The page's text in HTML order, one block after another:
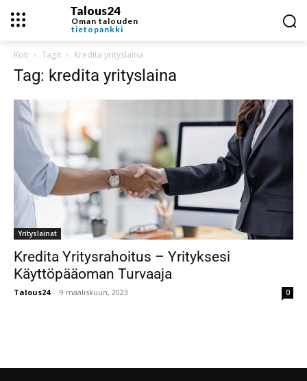
Talous24
Oman talouden
tietopankki
Koti Tagit Kredita yrityslaina
Tag: kredita yrityslaina
Yrityslainat
Kredita Yritysrahoitus – Yrityksesi
Käyttöpääoman Turvaaja
Talous24 - 9 maaliskuun, 2023 0